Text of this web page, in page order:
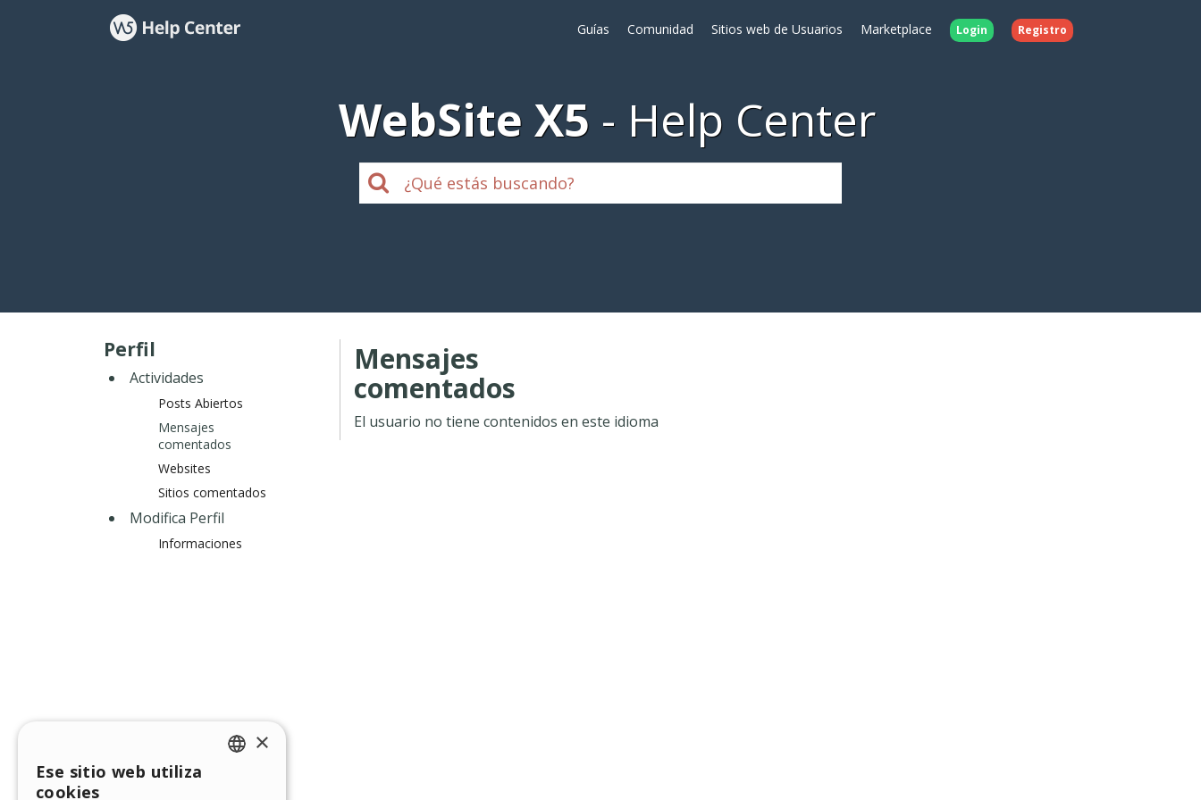
Guías Comunidad Sitios web de Usuarios Marketplace Login Registro
WebSite X5 Help Center
Perfil
Actividades
Posts Abiertos
Mensajes
comentados
Websites
Sitios comentados
Modifica Perfil
Informaciones
Mensajes
comentados
El usuario no tiene contenidos en este idioma
×
Ese sitio web utiliza
cookies